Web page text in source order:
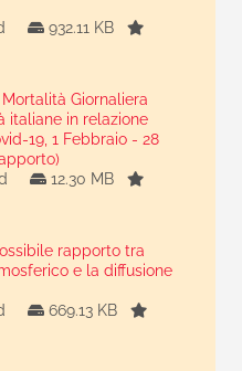
932.11 KB
Giornaliera
italiane in relazione
19, 1 Febbraio - 28
12.30 MB
rapporto tra
e la diffusione
669.13 KB